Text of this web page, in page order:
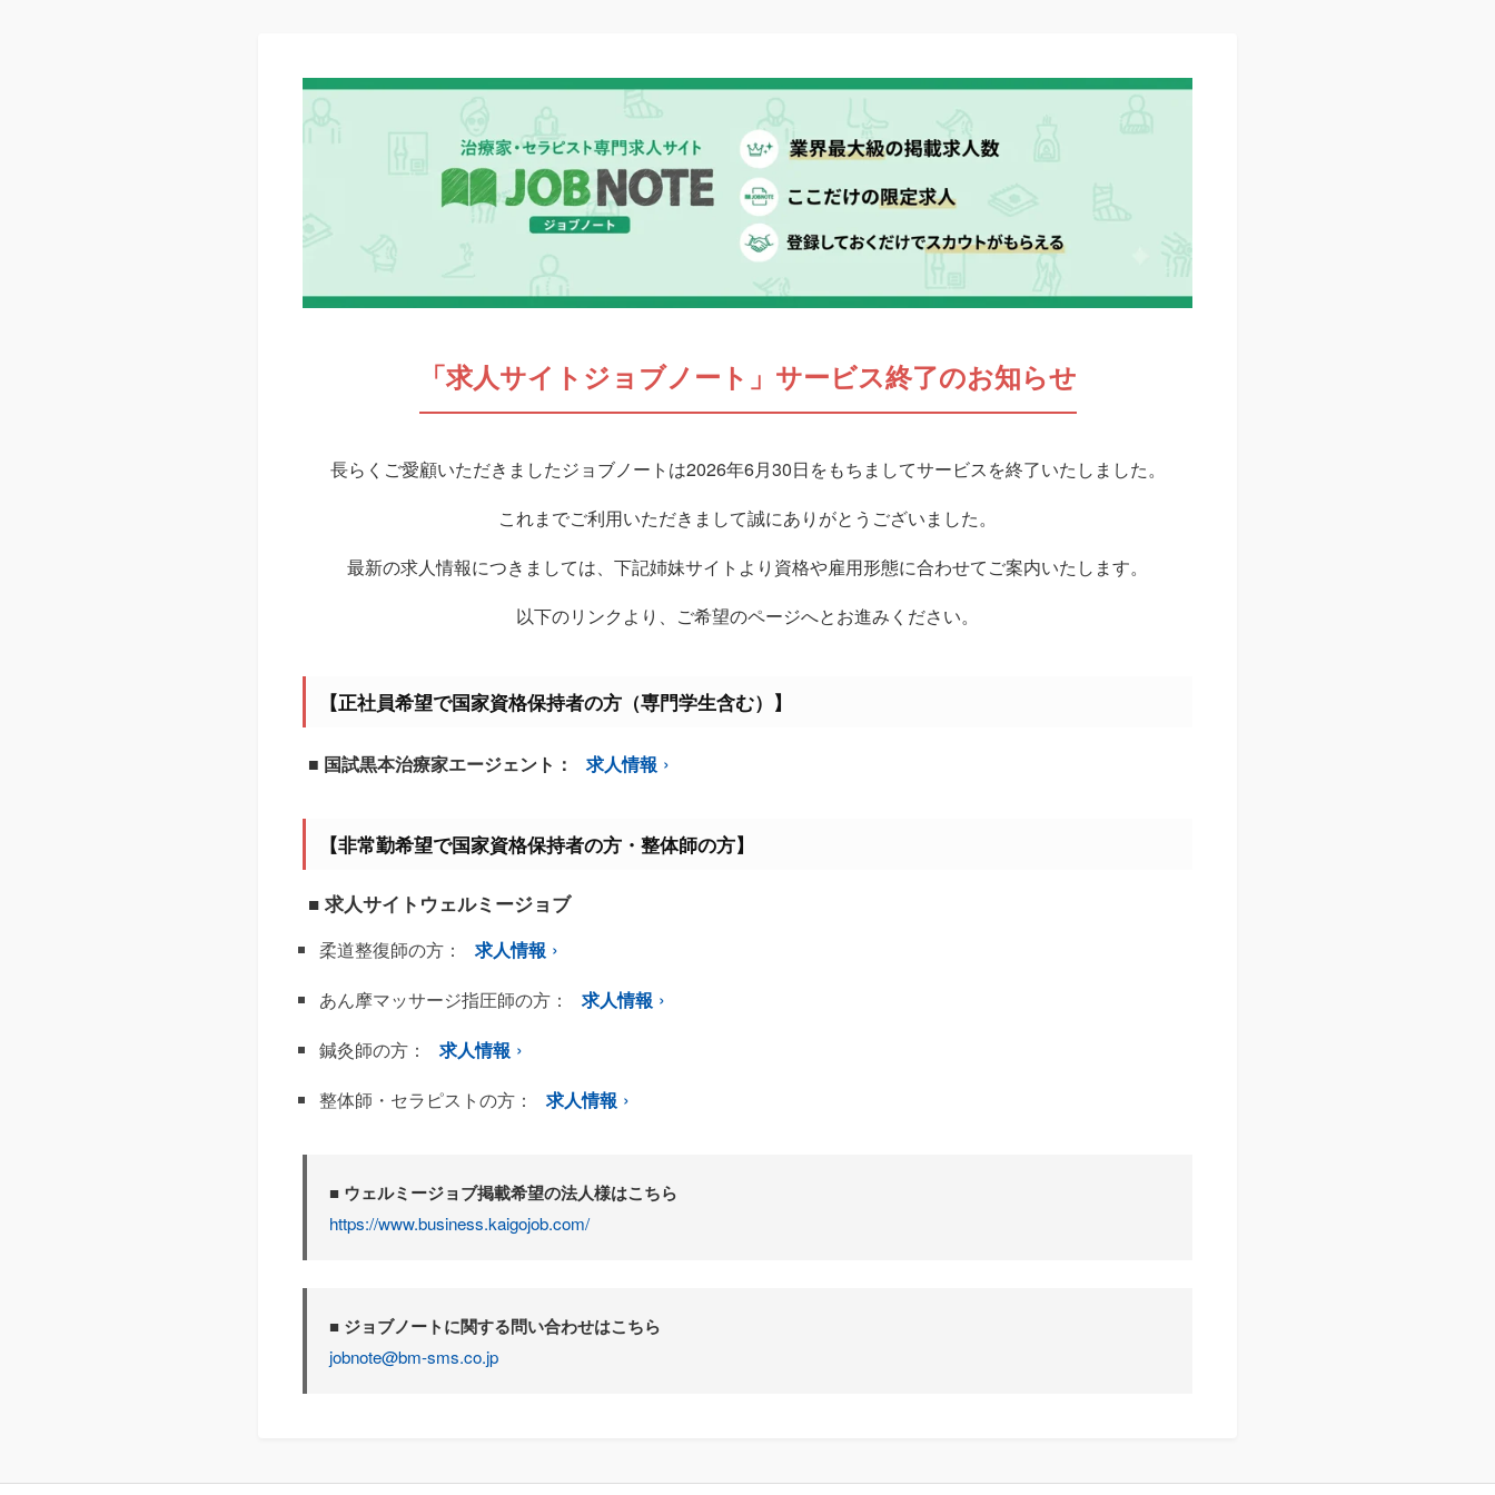
「求人サイトジョブノート」サービス終了のお知らせ
長らくご愛顧いただきましたジョブノートは2026年6月30日をもちましてサービスを終了いたしました。
これまでご利用いただきまして誠にありがとうございました。
最新の求人情報につきましては、下記姉妹サイトより資格や雇用形態に合わせてご案内いたします。
以下のリンクより、ご希望のページへとお進みください。
【正社員希望で国家資格保持者の方（専門学生含む）】
■ 国試黒本治療家エージェント： 求人情報
【非常勤希望で国家資格保持者の方・整体師の方】
■ 求人サイトウェルミージョブ
柔道整復師の方：
求人情報
あん摩マッサージ指圧師の方：
求人情報
鍼灸師の方：
求人情報
整体師・セラピストの方：
求人情報
■ ウェルミージョブ掲載希望の法人様はこちら
https://www.business.kaigojob.com/
■ ジョブノートに関する問い合わせはこちら
jobnote@bm-sms.co.jp